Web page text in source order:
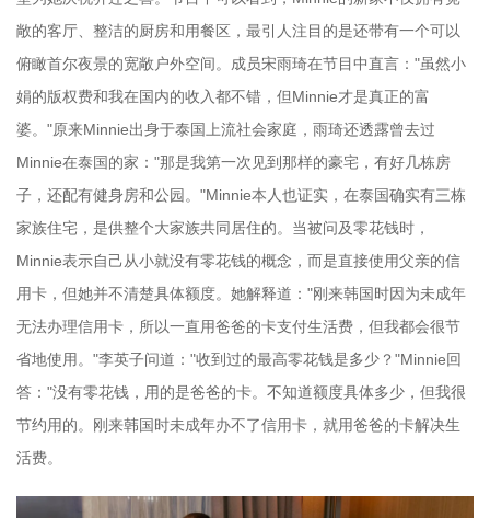
敞的客厅、整洁的厨房和用餐区，最引人注目的是还带有一个可以
俯瞰首尔夜景的宽敞户外空间。成员宋雨琦在节目中直言："虽然小
娟的版权费和我在国内的收入都不错，但Minnie才是真正的富
婆。"原来Minnie出身于泰国上流社会家庭，雨琦还透露曾去过
Minnie在泰国的家："那是我第一次见到那样的豪宅，有好几栋房
子，还配有健身房和公园。"Minnie本人也证实，在泰国确实有三栋
家族住宅，是供整个大家族共同居住的。当被问及零花钱时，
Minnie表示自己从小就没有零花钱的概念，而是直接使用父亲的信
用卡，但她并不清楚具体额度。她解释道："刚来韩国时因为未成年
无法办理信用卡，所以一直用爸爸的卡支付生活费，但我都会很节
省地使用。"李英子问道："收到过的最高零花钱是多少？"Minnie回
答："没有零花钱，用的是爸爸的卡。不知道额度具体多少，但我很
节约用的。刚来韩国时未成年办不了信用卡，就用爸爸的卡解决生
活费。